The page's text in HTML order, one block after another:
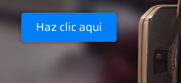
Haz clic aquí